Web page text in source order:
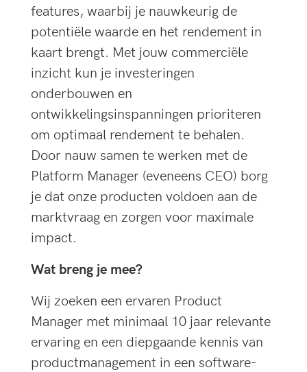
features, waarbij je nauwkeurig de
potentiële waarde en het rendement in
kaart brengt. Met jouw commerciële
inzicht kun je investeringen
onderbouwen en
ontwikkelingsinspanningen prioriteren
om optimaal rendement te behalen.
Door nauw samen te werken met de
Platform Manager (eveneens CEO) borg
je dat onze producten voldoen aan de
marktvraag en zorgen voor maximale
impact.
Wat breng je mee?
Wij zoeken een ervaren Product
Manager met minimaal 10 jaar relevante
ervaring en een diepgaande kennis van
productmanagement in een software-